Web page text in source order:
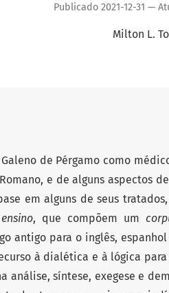
Publicado 2021-12-31 —
Milton L.
de Pérgamo como
e de alguns aspectos
em alguns de seus
, que compõem um
antigo para o inglês,
à dialética e à lógica
análise, síntese, exegese e